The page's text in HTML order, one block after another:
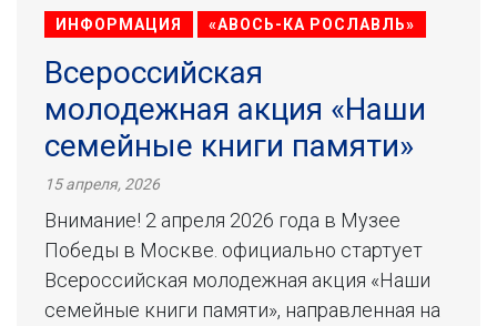
ИНФОРМАЦИЯ «АВОСЬ-КА РОСЛАВЛЬ»
Всероссийская
молодежная акция «Наши
семейные книги памяти»
15 апреля, 2026
Внимание! 2 апреля 2026 года в Музее
Победы в Москве. официально стартует
Всероссийская молодежная акция «Наши
семейные книги памяти», направленная на